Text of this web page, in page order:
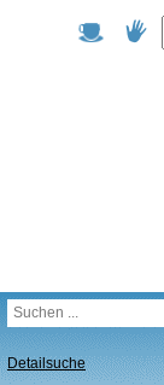
Detailsuche